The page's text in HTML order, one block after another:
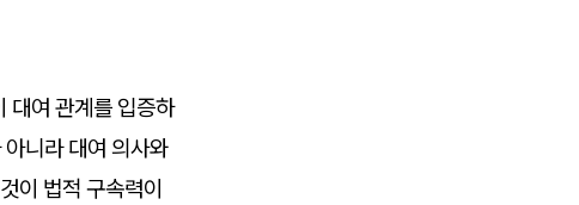
대여 관계를 입증하
니라 대여 의사와
이 법적 구속력이